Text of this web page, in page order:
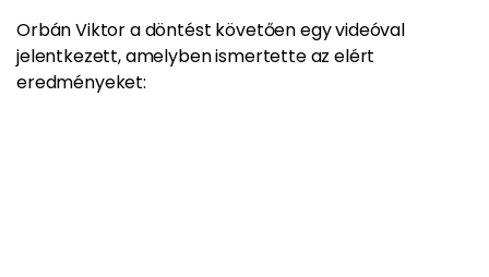
Orbán Viktor a döntést követően egy videóval
jelentkezett, amelyben ismertette az elért
eredményeket: